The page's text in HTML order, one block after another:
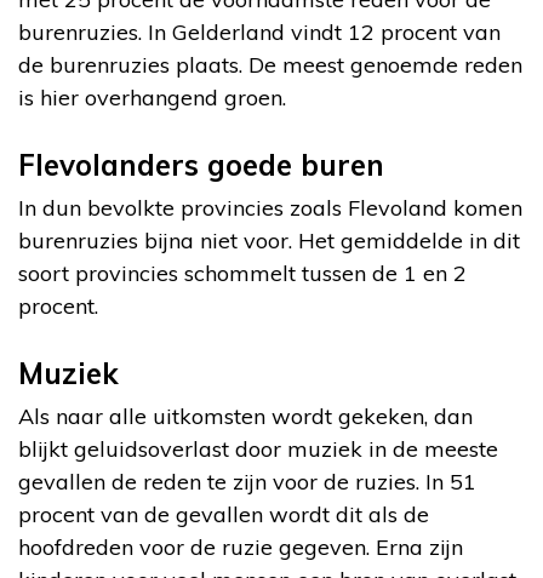
burenruzies. In Gelderland vindt 12 procent van
de burenruzies plaats. De meest genoemde reden
is hier overhangend groen.
Flevolanders goede buren
In dun bevolkte provincies zoals Flevoland komen
burenruzies bijna niet voor. Het gemiddelde in dit
soort provincies schommelt tussen de 1 en 2
procent.
Muziek
Als naar alle uitkomsten wordt gekeken, dan
blijkt geluidsoverlast door muziek in de meeste
gevallen de reden te zijn voor de ruzies. In 51
procent van de gevallen wordt dit als de
hoofdreden voor de ruzie gegeven. Erna zijn